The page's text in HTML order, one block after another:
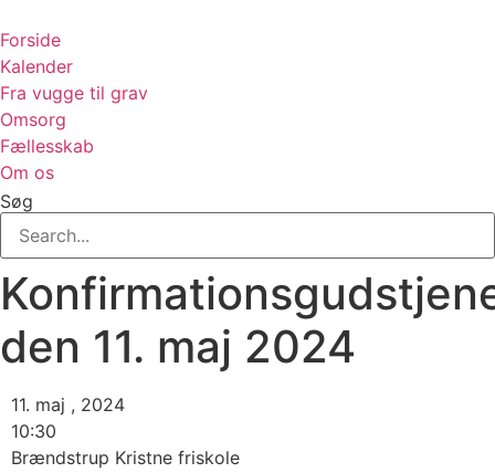
til
indhold
Forside
Kalender
Fra vugge til grav
Omsorg
Fællesskab
Om os
Søg
den 11. maj 2024
11. maj , 2024
10:30
Brændstrup Kristne friskole